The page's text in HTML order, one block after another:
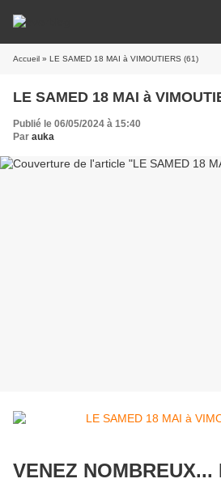
Accueil » LE SAMED 18 MAI à VIMOUTIERS (61)
LE SAMED 18 MAI à
Publié le 06/05/2024 à 15:40
Par auka
VENEZ NOMBREUX...